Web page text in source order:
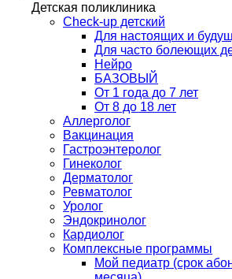
Детская поликлиника
Check-up детский
Для настоящих и
Для часто болеющих
Нейро
БАЗОВЫЙ
От 1 года до 7 лет
От 8 до 18 лет
Аллерголог
Вакцинация
Гастроэнтеролог
Гинеколог
Дерматолог
Ревматолог
Уролог
Эндокринолог
Кардиолог
Комплексные программы
Мой педиатр (срок